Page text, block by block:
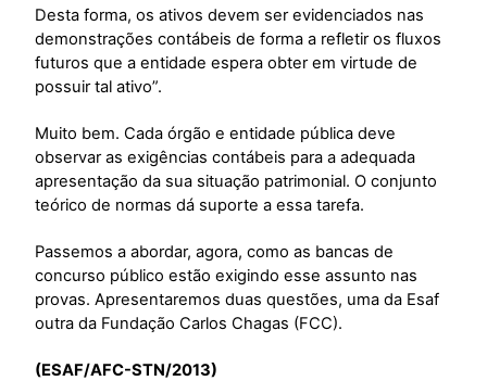
Desta forma, os ativos devem ser evidenciados nas
demonstrações contábeis de forma a refletir os fluxos
futuros que a entidade espera obter em virtude de
possuir tal ativo”.
Muito bem. Cada órgão e entidade pública deve
observar as exigências contábeis para a adequada
apresentação da sua situação patrimonial. O conjunto
teórico de normas dá suporte a essa tarefa.
Passemos a abordar, agora, como as bancas de
concurso público estão exigindo esse assunto nas
provas. Apresentaremos duas questões, uma da Esaf
outra da Fundação Carlos Chagas (FCC).
(ESAF/AFC-STN/2013)